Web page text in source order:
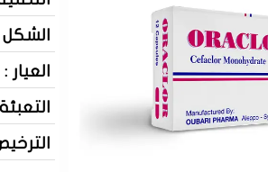
الشكل
العيار :